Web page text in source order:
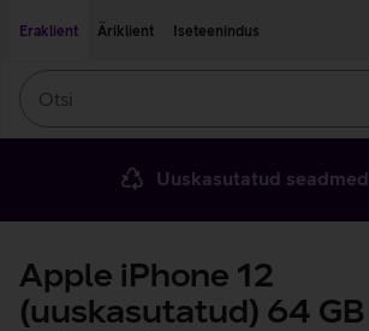
Eraklient
Äriklient Iseteenindus
Uuskasutatud seadmed
Apple iPhone 12
(uuskasutatud) 64 GB